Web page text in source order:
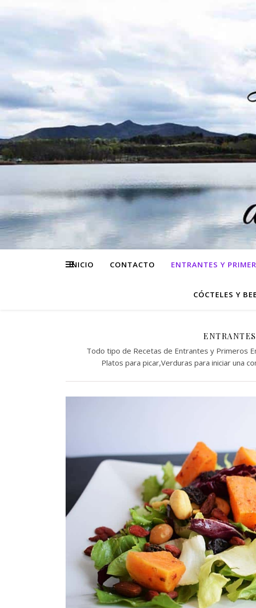
INICIO CONTACTO ENTRANTES Y
CÓCTELES Y
Todo tipo de Recetas de Entrantes y Primeros
Platos para picar,Verduras para iniciar una